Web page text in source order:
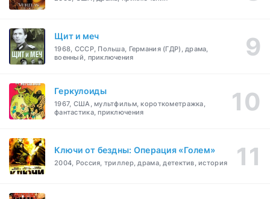
Щит и меч
1968, СССР, Польша, Германия (ГДР), драма,
военный, приключения
Геркулоиды
1967, США, мультфильм, короткометражка,
фантастика, приключения
Ключи от бездны: Операция «Голем»
2004, Россия, триллер, драма, детектив, история